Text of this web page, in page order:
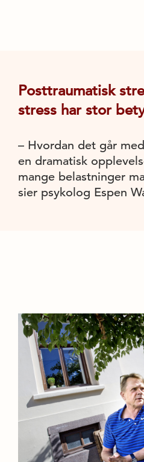
Posttraumatisk
stress har stor
– Hvordan det går
en dramatisk
mange belastninger
sier psykolog Espen